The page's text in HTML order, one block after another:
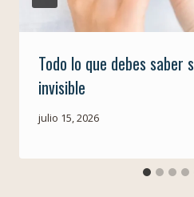
Todo lo que debes saber
invisible
julio 15, 2026